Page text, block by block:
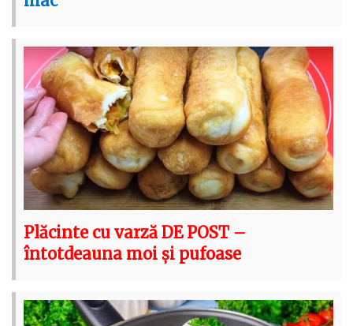
Plăcinte cu varză DE POST –
întotdeauna moi și pufoase